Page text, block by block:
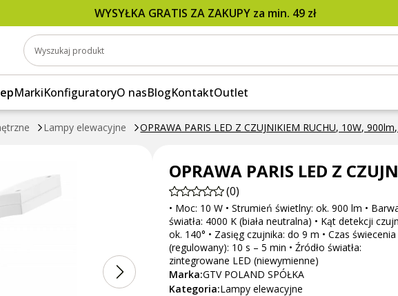
WYSYŁKA GRATIS ZA ZAKUPY za min. 49 zł
Wyszukaj produkt
MarkiKonfiguratoryO nasBlogKontaktOutlet
Lampy elewacyjne OPRAWA PARIS LED Z CZUJNIKIEM RUCHU, 10W,
RUCHU, 10W, 900lm, IP54,
OPRAWA PARIS LED Z
(0)
• Moc: 10 W • Strumień świetlny: ok. 900 lm •
światła: 4000 K (biała neutralna) • Kąt detekcji
ok. 140° • Zasięg czujnika: do 9 m • Czas świecenia
(regulowany): 10 s – 5 min • Źródło światła:
zintegrowane LED (niewymienne)
Marka:GTV POLAND SPÓŁKA
Kategoria:Lampy elewacyjne